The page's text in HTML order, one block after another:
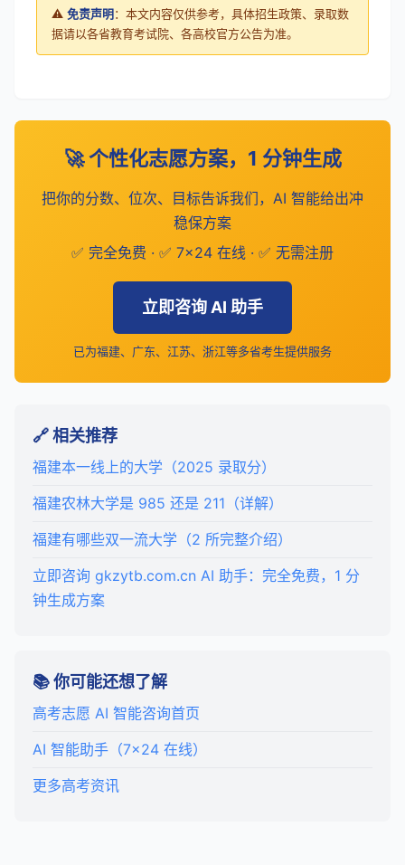
⚠️ 免责声明：本文内容仅供参考，具体招生政策、录取数
据请以各省教育考试院、各高校官方公告为准。
🚀 个性化志愿方案，1 分钟生成
把你的分数、位次、目标告诉我们，AI 智能给出冲
稳保方案
✅ 完全免费 · ✅ 7×24 在线 · ✅ 无需注册
立即咨询 AI 助手
已为福建、广东、江苏、浙江等多省考生提供服务
🔗 相关推荐
福建本一线上的大学（2025 录取分）
福建农林大学是 985 还是 211（详解）
福建有哪些双一流大学（2 所完整介绍）
立即咨询 gkzytb.com.cn AI 助手：完全免费，1 分
钟生成方案
📚 你可能还想了解
高考志愿 AI 智能咨询首页
AI 智能助手（7×24 在线）
更多高考资讯